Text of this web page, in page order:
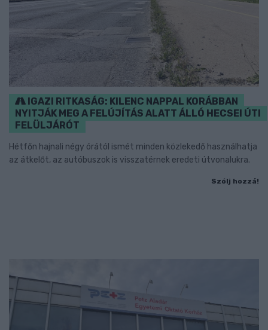
IGAZI RITKASÁG: KILENC NAPPAL KORÁBBAN
NYITJÁK MEG A FELÚJÍTÁS ALATT ÁLLÓ HECSEI ÚTI
FELÜLJÁRÓT
Hétfőn hajnali négy órától ismét minden közlekedő használhatja
az átkelőt, az autóbuszok is visszatérnek eredeti útvonalukra.
Szólj hozzá!